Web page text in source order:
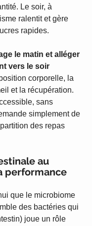
Le soir, à
ralentit et gère
rapides.
le matin et alléger
vers le soir
corporelle, la
et la récupération.
sans
simplement de
des repas
au
performance
que le microbiome
des bactéries qui
joue un rôle